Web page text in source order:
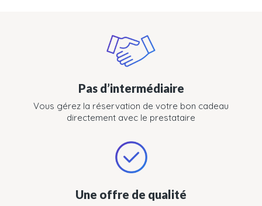
Pas d’intermédiaire
Vous gérez la réservation de votre bon cadeau
directement avec le prestataire
Une offre de qualité